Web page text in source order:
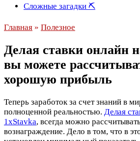
Сложные загадки ⛏
Главная » Полезное
Делая ставки онлайн
вы можете
хорошую прибыль
Теперь заработок за счет знаний в
полноценной реальностью. Делая
1xStavka, всегда можно
вознаграждение. Дело в том, что в